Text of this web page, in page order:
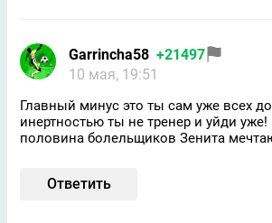
Garrincha58 +21497
10 мая, 19:51
Главный минус это ты сам уже всех
инертностью ты не тренер и уйди
половина болельщиков Зенита
Ответить